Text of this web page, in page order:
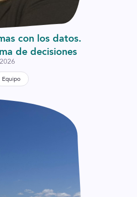
con los datos.
de decisiones
Equipo